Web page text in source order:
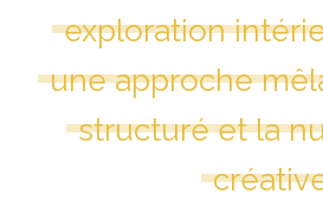
exploration
une approche
structuré et la